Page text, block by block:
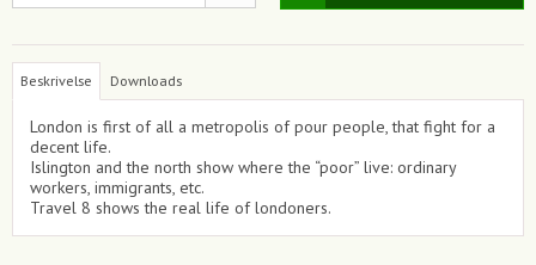
Beskrivelse Downloads
London is first of all a metropolis of pour people, that fight for a
decent life.
Islington and the north show where the “poor” live: ordinary
workers, immigrants, etc.
Travel 8 shows the real life of londoners.